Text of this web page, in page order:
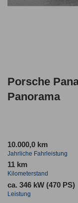
Porsche
Panorama
10.000,0 km
Jahrliche Fahrleistung
11 km
Kilometerstand
ca. 346 kW (470 PS)
Leistung